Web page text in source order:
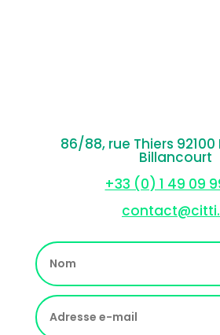
86/88, rue Thiers
Billancourt
+33 (0) 1 49 09